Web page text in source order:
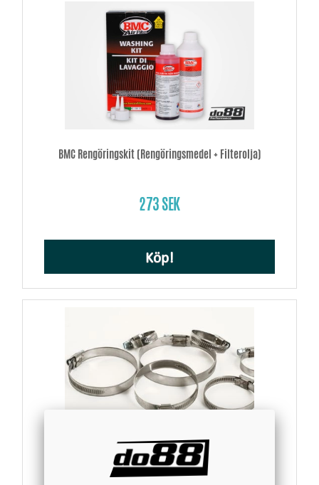
BMC Rengöringskit (Rengöringsmedel + Filterolja)
273 SEK
Köp!
Slangklämmepaket do88-kit63